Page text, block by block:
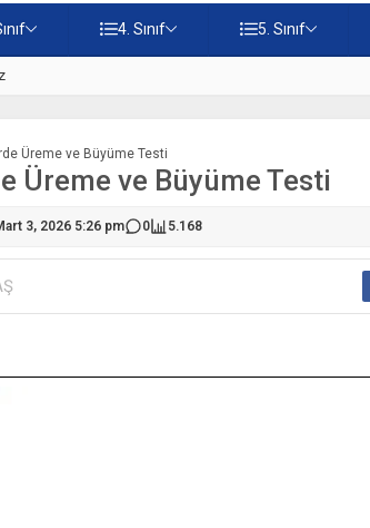
4. Sınıf 5. Sınıf
Üreme ve Büyüme Testi
Üreme ve Büyüme Testi
3, 2026 5:26 pm 0 5.168